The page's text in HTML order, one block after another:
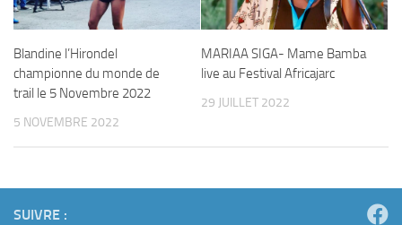
Blandine l’Hirondel
championne du monde de
trail le 5 Novembre 2022
5 NOVEMBRE 2022
MARIAA SIGA- Mame Bamba
live au Festival Africajarc
29 JUILLET 2022
SUIVRE :